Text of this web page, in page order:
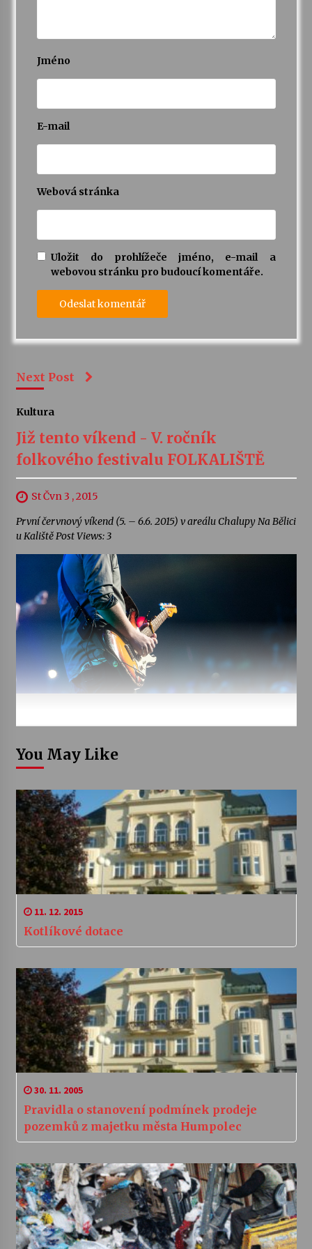
Varhanní recitál Michala Novenka v Klášteře
30. 6. 2026
Jméno
E-mail
Webová stránka
Uložit do prohlížeče jméno, e-mail a
webovou stránku pro budoucí komentáře.
Next Post
Kultura
Již tento víkend - V. ročník
folkového festivalu FOLKALIŠTĚ
St Čvn 3 , 2015
První červnový víkend (5. – 6.6. 2015) v areálu Chalupy Na Bělici
u Kaliště Post Views: 3
You May Like
11. 12. 2015
Kotlíkové dotace
30. 11. 2005
Pravidla o stanovení podmínek prodeje
pozemků z majetku města Humpolec